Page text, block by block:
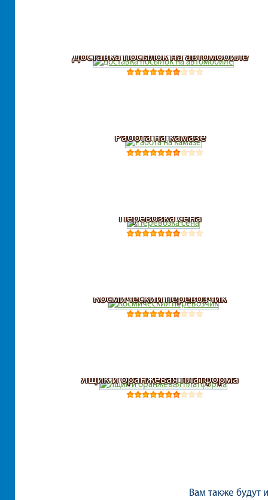
Доставка посылок на автомобиле
Работа на камазе
Перевозка сена
Космический перевозчик
Ящик и оранжевая платформа
Вам также будут